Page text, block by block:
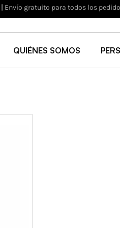
Envío gratuito para todos los
QUIÉNES SOMOS